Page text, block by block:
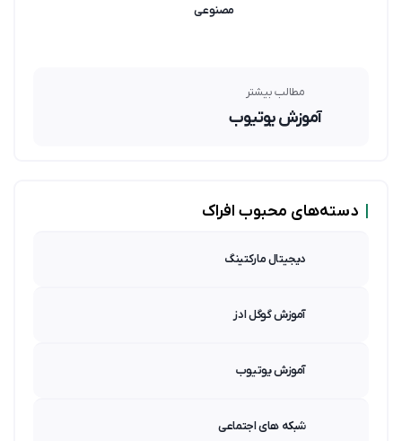
مصنوعی
مطالب بیشتر
آموزش یوتیوب
دسته‌های محبوب افراک
دیجیتال مارکتینگ
آموزش گوگل ادز
آموزش یوتیوب
شبکه های اجتماعی